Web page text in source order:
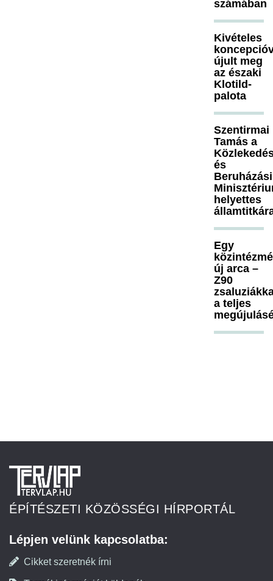
számában
Kivételes
újult meg
az északi
Klotild-
palota
Szentirmai
Tamás a
és
Beruházási
helyettes
Egy
új arca –
Z90
a teljes
ÉPÍTÉSZETI KÖZÖSSÉGI HÍRPORTÁL
Lépjen velünk kapcsolatba:
Cikket szeretnék írni